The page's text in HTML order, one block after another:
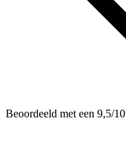
Beoordeeld met een 9,5/10